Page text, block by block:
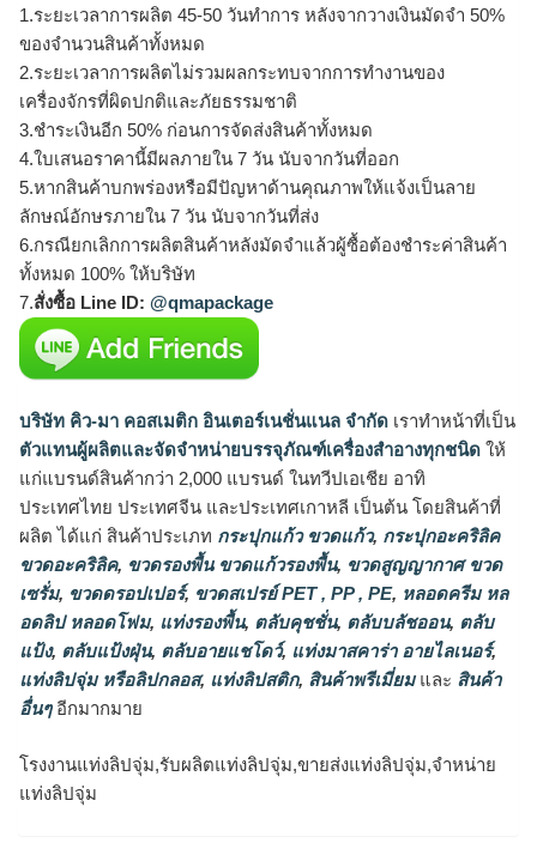
1.ระยะเวลาการผลิต 45-50 วันทำการ หลังจากวางเงินมัดจำ 50%
ของจำนวนสินค้าทั้งหมด
2.ระยะเวลาการผลิตไม่รวมผลกระทบจากการทำงานของ
เครื่องจักรที่ผิดปกติและภัยธรรมชาติ
3.ชำระเงินอีก 50% ก่อนการจัดส่งสินค้าทั้งหมด
4.ใบเสนอราคานี้มีผลภายใน 7 วัน นับจากวันที่ออก
5.หากสินค้าบกพร่องหรือมีปัญหาด้านคุณภาพให้แจ้งเป็นลาย
ลักษณ์อักษรภายใน 7 วัน นับจากวันที่ส่ง
6.กรณียกเลิกการผลิตสินค้าหลังมัดจำแล้วผู้ซื้อต้องชำระค่าสินค้า
ทั้งหมด 100% ให้บริษัท
7.สั่งซื้อ Line ID: @qmapackage
บริษัท คิว-มา คอสเมติก อินเตอร์เนชั่นแนล จำกัด เราทำหน้าที่เป็น
ตัวแทนผู้ผลิตและจัดจำหน่ายบรรจุภัณฑ์เครื่องสำอางทุกชนิด ให้
แก่แบรนด์สินค้ากว่า 2,000 แบรนด์ ในทวีปเอเชีย อาทิ
ประเทศไทย ประเทศจีน และประเทศเกาหลี เป็นต้น โดยสินค้าที่
ผลิต ได้แก่ สินค้าประเภท กระปุกแก้ว ขวดแก้ว, กระปุกอะคริลิค
ขวดอะคริลิค, ขวดรองพื้น ขวดแก้วรองพื้น, ขวดสูญญากาศ ขวด
เซรั่ม, ขวดดรอปเปอร์, ขวดสเปรย์ PET , PP , PE, หลอดครีม หล
อดลิป หลอดโฟม, แท่งรองพื้น, ตลับคุชชั่น, ตลับบลัชออน, ตลับ
แป้ง, ตลับแป้งฝุ่น, ตลับอายแชโดว์, แท่งมาสคาร่า อายไลเนอร์,
แท่งลิปจุ่ม หรือลิปกลอส, แท่งลิปสติก, สินค้าพรีเมี่ยมและ สินค้า
อื่นๆอีกมากมาย
โรงงานแท่งลิปจุ่ม,รับผลิตแท่งลิปจุ่ม,ขายส่งแท่งลิปจุ่ม,จำหน่าย
แท่งลิปจุ่ม